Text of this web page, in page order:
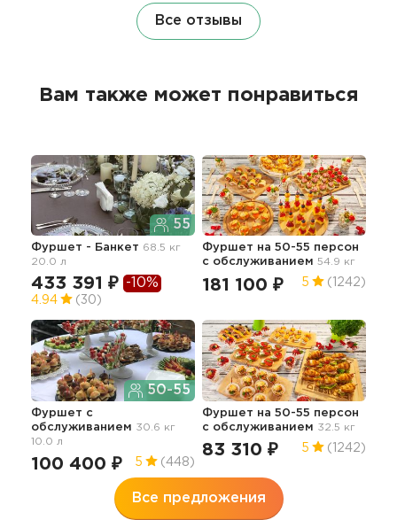
Все отзывы
Вам также может понравиться
55
Фуршет - Банкет 68.5 кг
20.0 л
433 391 ₽ -10%
4.94 (30)
Фуршет на 50-55 персон
с обслуживанием 54.9 кг
181 100 ₽ 5 (1242)
50-55
Фуршет с
обслуживанием 30.6 кг
10.0 л
100 400 ₽ 5 (448)
Фуршет на 50-55 персон
с обслуживанием 32.5 кг
83 310 ₽ 5 (1242)
Все предложения